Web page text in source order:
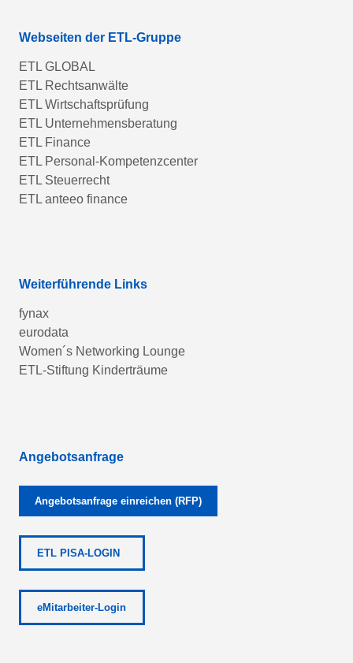
Webseiten der ETL-Gruppe
ETL GLOBAL
ETL Rechtsanwälte
ETL Wirtschaftsprüfung
ETL Unternehmensberatung
ETL Finance
ETL Personal-Kompetenzcenter
ETL Steuerrecht
ETL anteeo finance
Weiterführende Links
fynax
eurodata
Women´s Networking Lounge
ETL-Stiftung Kinderträume
Angebotsanfrage
Angebotsanfrage einreichen (RFP)
ETL PISA-LOGIN
eMitarbeiter-Login